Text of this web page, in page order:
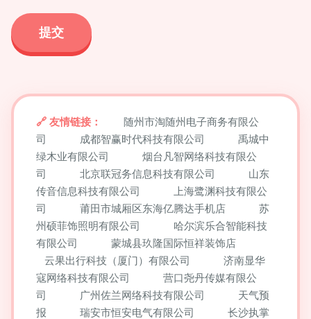
友情链接：
随州市淘随州电子商务有限公
司
成都智赢时代科技有限公司
禹城中
绿木业有限公司
烟台凡智网络科技有限公
司
北京联冠务信息科技有限公司
山东
传音信息科技有限公司
上海鹭渊科技有限公
司
莆田市城厢区东海亿腾达手机店
苏
州硕菲饰照明有限公司
哈尔滨乐合智能科技
有限公司
蒙城县玖隆国际恒祥装饰店
云果出行科技（厦门）有限公司
济南显华
寇网络科技有限公司
营口尧丹传媒有限公
司
广州佐兰网络科技有限公司
天气预
报
瑞安市恒安电气有限公司
长沙执掌